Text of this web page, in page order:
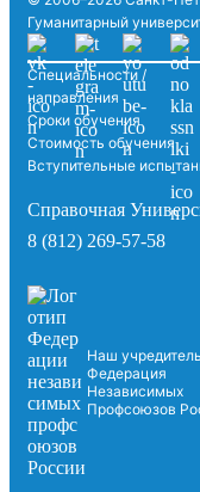
Гуманитарный
Специальности /
направления
Сроки обучения
Стоимость обучения
Вступительные
Справочная
8 (812) 269-57-58
Наш
Федерация
Независимых
Профсоюзов